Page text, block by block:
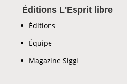
Éditions L'Esprit libre
Éditions
Équipe
Magazine Siggi